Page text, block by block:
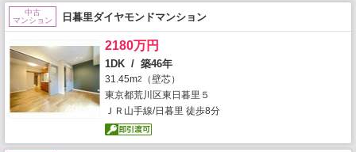
中古
マンション
日暮里ダイヤモンドマンション
2180万円
1DK / 築46年
31.45m2
（壁芯）
東京都荒川区東日暮里５
ＪＲ山手線/日暮里 徒歩8分